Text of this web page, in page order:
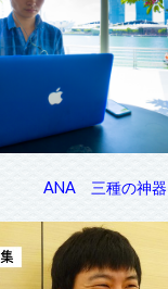
ANA 三種の神器